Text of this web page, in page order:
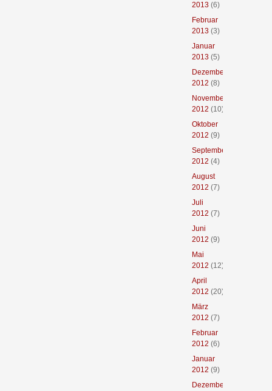
2013 (6)
Februar
2013 (3)
Januar
2013 (5)
Dezember
2012 (8)
November
2012 (10)
Oktober
2012 (9)
September
2012 (4)
August
2012 (7)
Juli
2012 (7)
Juni
2012 (9)
Mai
2012 (12)
April
2012 (20)
März
2012 (7)
Februar
2012 (6)
Januar
2012 (9)
Dezember